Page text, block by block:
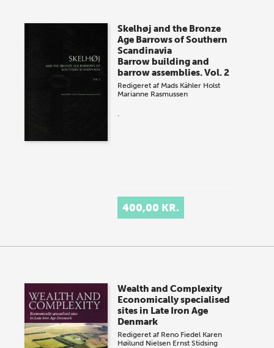
Skelhøj and the Bronze
Age Barrows of Southern
Scandinavia
Barrow building and
barrow assemblies. Vol. 2
Redigeret af Mads Kähler Holst
Marianne Rasmussen
.
400,00 KR.
Wealth and Complexity
Economically specialised
sites in Late Iron Age
Denmark
Redigeret af Reno Fiedel Karen
Høilund Nielsen Ernst Stidsing